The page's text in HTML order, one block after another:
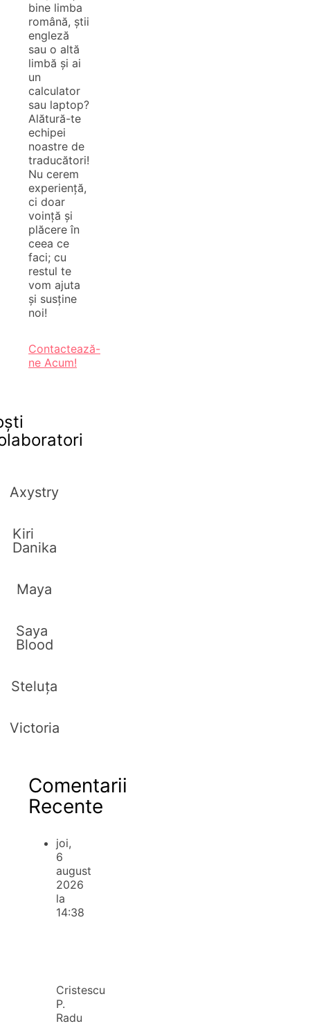
bine limba
română, știi
engleză
sau o altă
limbă și ai
un
calculator
sau laptop?
Alătură-te
echipei
noastre de
traducători!
Nu cerem
experiență,
ci doar
voință și
plăcere în
ceea ce
faci; cu
restul te
vom ajuta
și susține
noi!
Contactează-
ne Acum!
Axystry
Kiri
Danika
Maya
Saya
Blood
Steluța
Victoria
Comentarii
Recente
joi,
6
august
2026
la
14:38
Cristescu
P.
Radu